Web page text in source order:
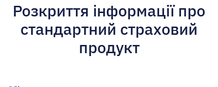
Розкриття інформації про
стандартний страховий
продукт